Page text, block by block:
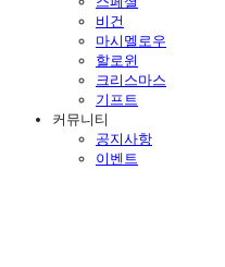
비건
마시멜로우
할로윈
크리스마스
기프트
커뮤니티
공지사항
이벤트